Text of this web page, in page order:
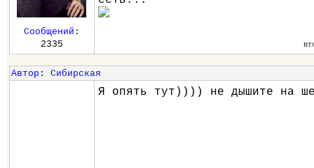
Сообщений :
2335
Автор : Сибирская
Я опять тут)))) не дышите на